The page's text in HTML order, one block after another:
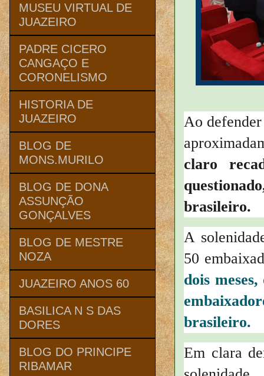
Ao
claro
brasileiro.
A
50
dois
brasileiro.
Em clara
MUSEU VIRTUAL DE
JUAZEIRO
PADRE CICERO
CANGAÇO E
CORONELISMO
HISTORIA DE
JUAZEIRO
BLOG DE
MONS.MURILO
BLOG DE DONA
ASSUNÇÃO
GONÇALVES
BLOG DE MESTRE
NOZA
JUAZEIRO ANOS 60
BASILICA N S DAS
DORES
BLOG DO PRINCIPE
RIBAMAR